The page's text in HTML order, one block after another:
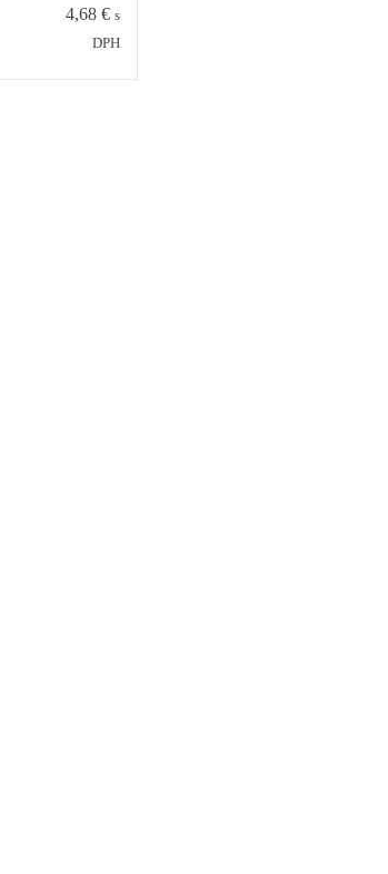
4,68 € s
DPH